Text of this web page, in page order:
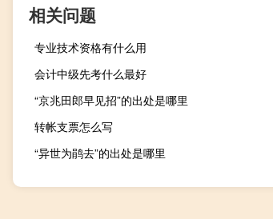
相关问题
专业技术资格有什么用
会计中级先考什么最好
“京兆田郎早见招”的出处是哪里
转帐支票怎么写
“异世为鹃去”的出处是哪里